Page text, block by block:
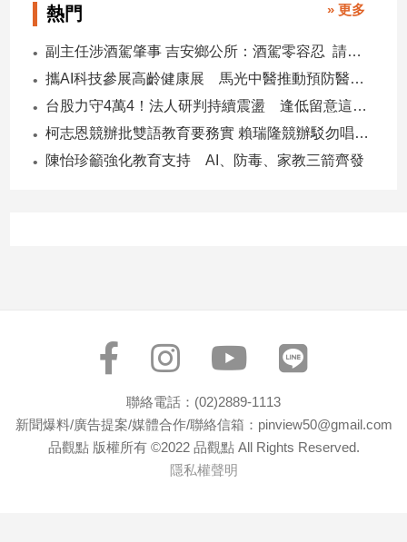
技/
遊
動
物
媒
熱門 » 更多
副主任涉酒駕肇事 吉安鄉公所：酒駕零容忍 請辭獲准
攜AI科技參展高齡健康展 馬光中醫推動預防醫學迎接長壽新經濟
台股力守4萬4！法人研判持續震盪 逢低留意這些族群
柯志恩競辦批雙語教育要務實 賴瑞隆競辦駁勿唱衰高雄
陳怡珍籲強化教育支持 AI、防毒、家教三箭齊發
聯絡電話：(02)2889-1113
新聞爆料/廣告提案/媒體合作/聯絡信箱：pinview50@gmail.com
品觀點 版權所有 ©2022 品觀點 All Rights Reserved.
隱私權聲明